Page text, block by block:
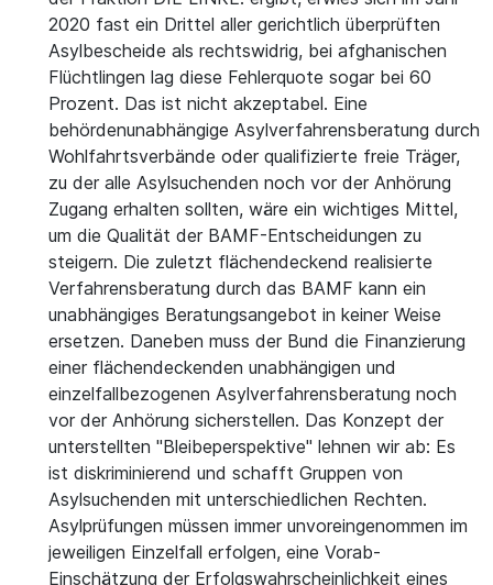
2020 fast ein Drittel aller gerichtlich überprüften
Asylbescheide als rechtswidrig, bei afghanischen
Flüchtlingen lag diese Fehlerquote sogar bei 60
Prozent. Das ist nicht akzeptabel. Eine
behördenunabhängige Asylverfahrensberatung durch
Wohlfahrtsverbände oder qualifizierte freie Träger,
zu der alle Asylsuchenden noch vor der Anhörung
Zugang erhalten sollten, wäre ein wichtiges Mittel,
um die Qualität der BAMF-Entscheidungen zu
steigern. Die zuletzt flächendeckend realisierte
Verfahrensberatung durch das BAMF kann ein
unabhängiges Beratungsangebot in keiner Weise
ersetzen. Daneben muss der Bund die Finanzierung
einer flächendeckenden unabhängigen und
einzelfallbezogenen Asylverfahrensberatung noch
vor der Anhörung sicherstellen. Das Konzept der
unterstellten "Bleibeperspektive" lehnen wir ab: Es
ist diskriminierend und schafft Gruppen von
Asylsuchenden mit unterschiedlichen Rechten.
Asylprüfungen müssen immer unvoreingenommen im
jeweiligen Einzelfall erfolgen, eine Vorab-
Einschätzung der Erfolgswahrscheinlichkeit eines